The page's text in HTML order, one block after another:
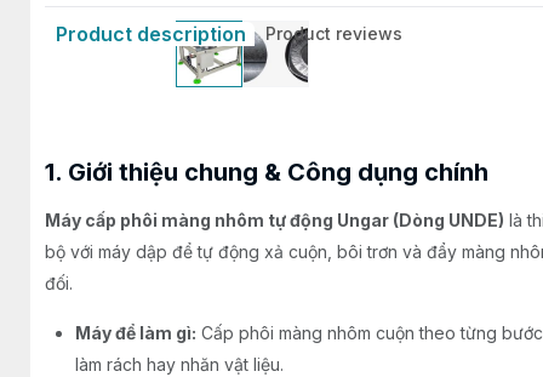
Product description Product reviews
1. Giới thiệu chung & Công dụng chính
Máy cấp phôi màng nhôm tự động Ungar (Dòng UNDE) là
bộ với máy dập để tự động xả cuộn, bôi trơn và đẩy màng
đối.
Máy để làm gì: Cấp phôi màng nhôm cuộn theo từng
làm rách hay nhăn vật liệu.